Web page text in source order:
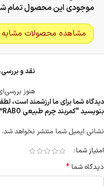
موجودی این محصول تمام
مشاهده محصولات
نقد و
هنوز
دیدگاه شما برای ما ارزشمند است،
بنویسید “کمربند چرم طبیعی RABO”
نشانی ایمیل شما منتشر نخواهد شد.
امتیاز شما
دیدگاه شما*